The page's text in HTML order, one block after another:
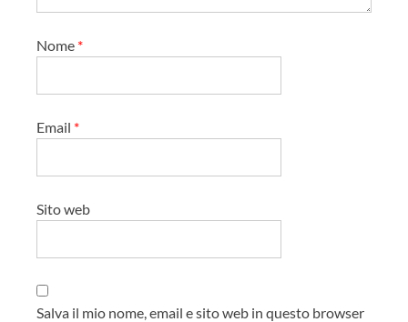
o
Nome *
Email *
Sito web
Salva il mio nome, email e sito web in questo browser